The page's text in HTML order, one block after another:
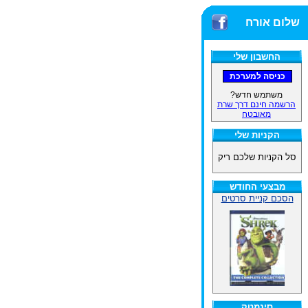
שלום אורח
החשבון שלי
משתמש חדש?
הרשמה חינם דרך שרת
מאובטח
הקניות שלי
סל הקניות שלכם ריק
מבצעי החודש
הסכם קניית סרטים